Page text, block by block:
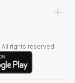
+
rights reserved.